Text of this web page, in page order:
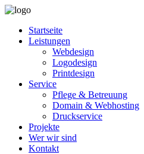
Startseite
Leistungen
Webdesign
Logodesign
Printdesign
Service
Pflege & Betreuung
Domain & Webhosting
Druckservice
Projekte
Wer wir sind
Kontakt